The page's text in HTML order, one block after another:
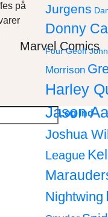
Marvel Comics
Log ind
på
Jurgens
Donny
Four Geoff
Morrison
Harley
Jason
Joshua
League
Nightwing